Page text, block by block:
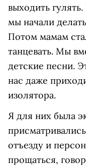
выходить
мы начали
Потом мамам
танцевать. Мы
детские песни.
нас даже
изолятора.
Я для них была
отъезду и
прощаться,